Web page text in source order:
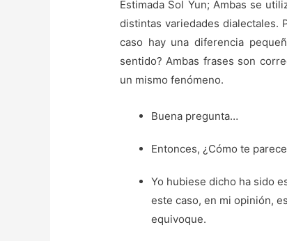
Estimada Sol Yun; Ambas se
distintas variedades dialectales.
caso hay una diferencia
sentido? Ambas frases son
un mismo fenómeno.
Buena pregunta…
Entonces, ¿Cómo te
Yo hubiese dicho ha sido
este caso, en mi opinión,
equivoque.